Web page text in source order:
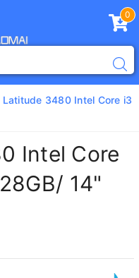
0
Latitude 3480 Intel Core i3
Intel Core
14"